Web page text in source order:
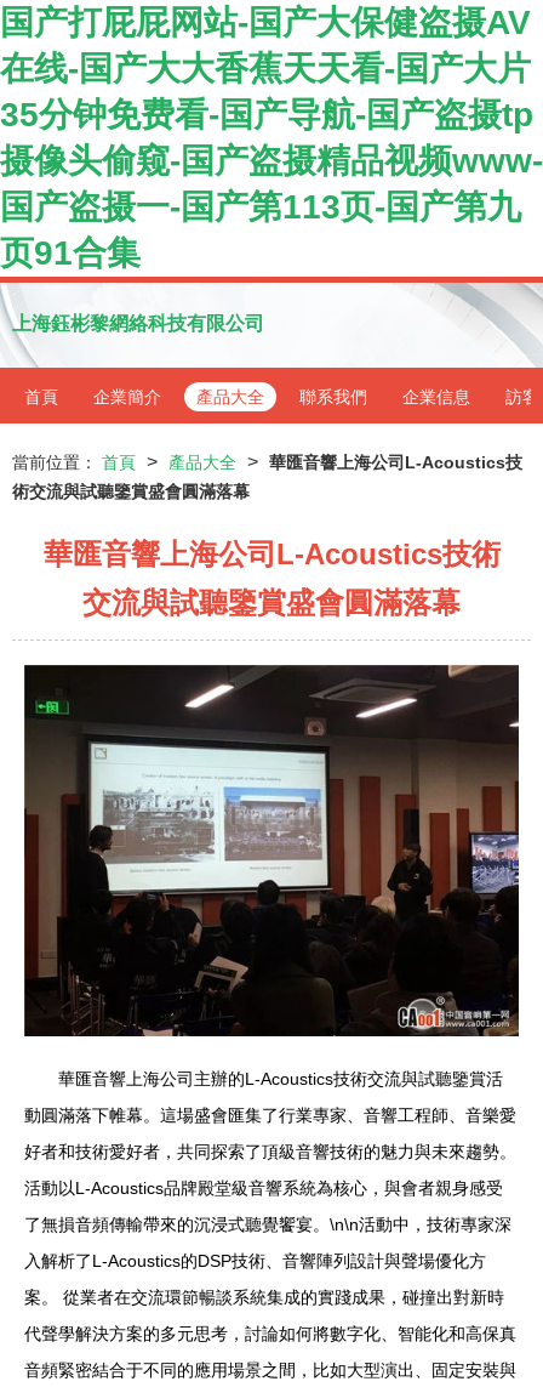
国产打屁屁网站-国产大保健盗摄AV
在线-国产大大香蕉天天看-国产大片
35分钟免费看-国产导航-国产盗摄tp
摄像头偷窥-国产盗摄精品视频www-
国产盗摄一-国产第113页-国产第九
页91合集
上海鈺彬黎網絡科技有限公司
首頁 企業簡介 產品大全 聯系我們 企業信息 訪客
當前位置： 首頁 > 產品大全 > 華匯音響上海公司L-Acoustics技
術交流與試聽鑒賞盛會圓滿落幕
華匯音響上海公司L-Acoustics技術
交流與試聽鑒賞盛會圓滿落幕
華匯音響上海公司主辦的L-Acoustics技術交流與試聽鑒賞活
動圓滿落下帷幕。這場盛會匯集了行業專家、音響工程師、音樂愛
好者和技術愛好者，共同探索了頂級音響技術的魅力與未來趨勢。
活動以L-Acoustics品牌殿堂級音響系統為核心，與會者親身感受
了無損音頻傳輸帶來的沉浸式聽覺饗宴。\n\n活動中，技術專家深
入解析了L-Acoustics的DSP技術、音響陣列設計與聲場優化方
案。 從業者在交流環節暢談系統集成的實踐成果，碰撞出對新時
代聲學解決方案的多元思考，討論如何將數字化、智能化和高保真
音頻緊密結合于不同的應用場景之間，比如大型演出、固定安裝與